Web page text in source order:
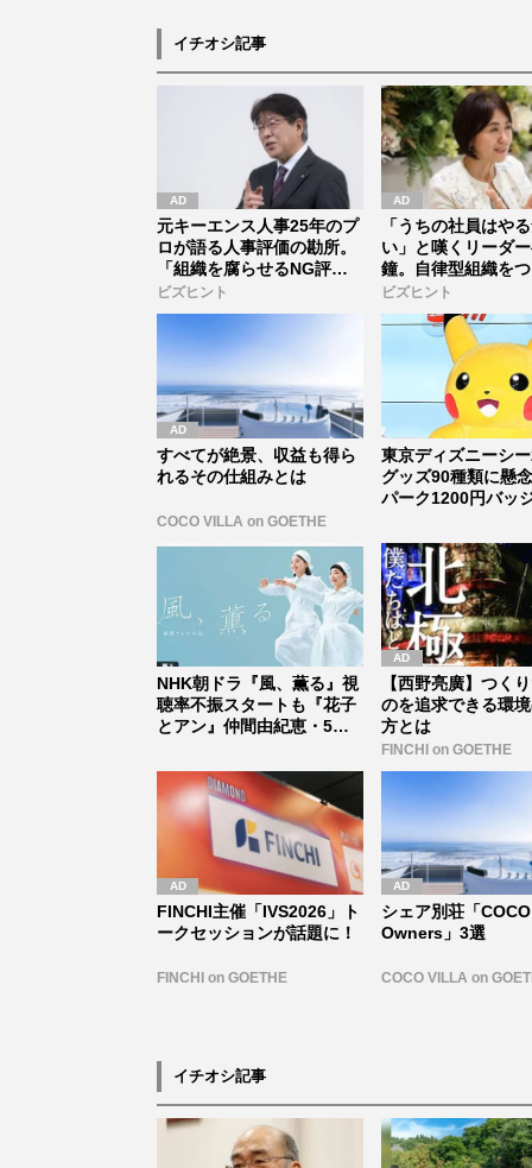
イチオシ記事
元キーエンス人事25年のプ
ロが語る人事評価の勘所。
「組織を腐らせるNG評
価」とは...
ビズヒント
「うちの社員はや
い」と嘆くリーダ
鐘。自律型組織を
に外せな...
ビズヒント
すべてが絶景、収益も得ら
れるその仕組みとは
COCO VILLA on GOETHE
東京ディズニーシ
グッズ90種類に懸
パーク1200円バッ
NHK朝ドラ『風、薫る』視
聴率不振スタートも『花子
とアン』仲間由紀恵・5歳
【西野亮廣】つく
のを追求できる環
方とは
FINCHI on GOETHE
FINCHI主催「IVS2026」ト
ークセッションが話題に！
FINCHI on GOETHE
シェア別荘「
Owners」3選
COCO VILLA on
イチオシ記事